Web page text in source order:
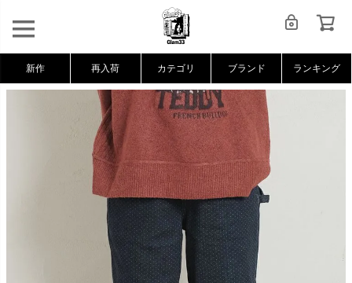
新作 再入荷 カテゴリ ブランド ランキング